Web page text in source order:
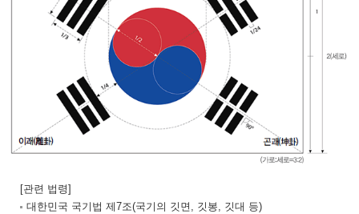
[관련 법령]
대한민국 국기법 제7조(국기의 깃면, 깃봉, 깃대 등)